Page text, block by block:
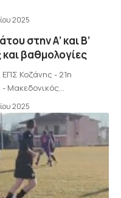
2025
στην Α’ και Β’
βαθμολογίες
Κοζάνης - 21η
- Μακεδονικός…
2025